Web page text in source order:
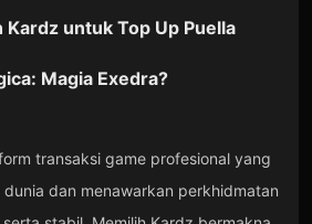
Kardzuntuk Top Up Puella
Magia Exedra?
transaksi game profesional yang
dan menawarkan perkhidmatan